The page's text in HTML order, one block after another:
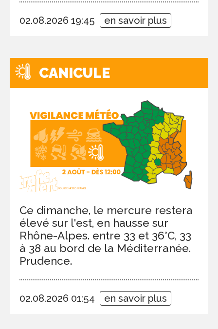
02.08.2026 19:45 en savoir plus
CANICULE
Ce dimanche, le mercure restera
élevé sur l'est, en hausse sur
Rhône-Alpes. entre 33 et 36°C, 33
à 38 au bord de la Méditerranée.
Prudence.
02.08.2026 01:54 en savoir plus